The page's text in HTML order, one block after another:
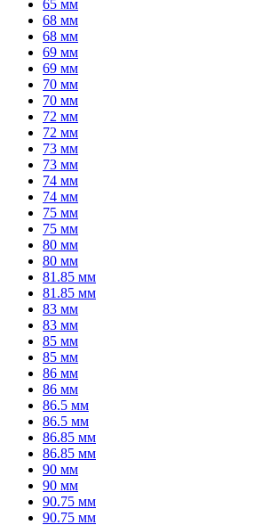
65 мм
68 мм
68 мм
69 мм
69 мм
70 мм
70 мм
72 мм
72 мм
73 мм
73 мм
74 мм
74 мм
75 мм
75 мм
80 мм
80 мм
81.85 мм
81.85 мм
83 мм
83 мм
85 мм
85 мм
86 мм
86 мм
86.5 мм
86.5 мм
86.85 мм
86.85 мм
90 мм
90 мм
90.75 мм
90.75 мм